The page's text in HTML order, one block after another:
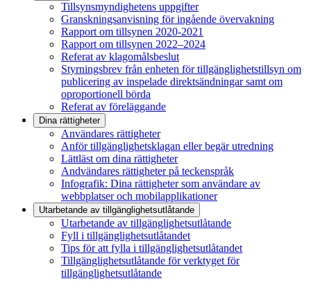
Tillsynsmyndighetens uppgifter
Granskningsanvisning för ingående övervakning
Rapport om tillsynen 2020-2021
Rapport om tillsynen 2022–2024
Referat av klagomålsbeslut
Styrningsbrev från enheten för tillgänglighetstillsyn om
publicering av inspelade direktsändningar samt om
oproportionell börda
Referat av föreläggande
Dina rättigheter
Användares rättigheter
Anför tillgänglighetsklagan eller begär utredning
Lättläst om dina rättigheter
Andvändares rättigheter på teckenspråk
Infografik: Dina rättigheter som användare av
webbplatser och mobilapplikationer
Utarbetande av tillgänglighets­utlåtande
Utarbetande av tillgänglighetsutlåtande
Fyll i tillgänglighetsutlåtandet
Tips för att fylla i tillgänglighetsutlåtandet
Tillgänglighetsutlåtande för verktyget för
tillgänglighetsutlåtande